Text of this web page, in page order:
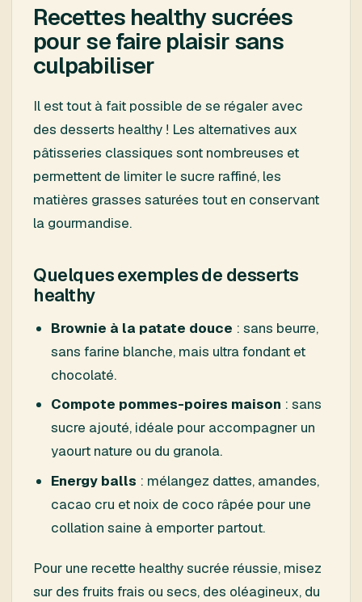
Recettes healthy sucrées
pour se faire plaisir sans
culpabiliser
Il est tout à fait possible de se régaler avec
des desserts healthy ! Les alternatives aux
pâtisseries classiques sont nombreuses et
permettent de limiter le sucre raffiné, les
matières grasses saturées tout en conservant
la gourmandise.
Quelques exemples de desserts
healthy
Brownie à la patate douce : sans beurre,
sans farine blanche, mais ultra fondant et
chocolaté.
Compote pommes-poires maison : sans
sucre ajouté, idéale pour accompagner un
yaourt nature ou du granola.
Energy balls : mélangez dattes, amandes,
cacao cru et noix de coco râpée pour une
collation saine à emporter partout.
Pour une recette healthy sucrée réussie, misez
sur des fruits frais ou secs, des oléagineux, du